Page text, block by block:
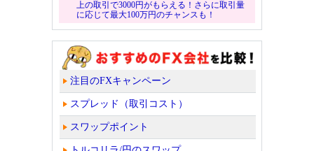
上の取引で3000円がもらえる！さらに取引量
に応じて最大100万円のチャンスも！
注目のFXキャンペーン
スプレッド（取引コスト）
スワップポイント